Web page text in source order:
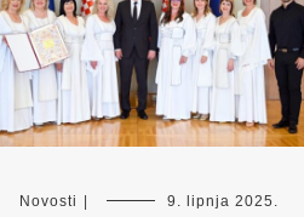
Novosti 9. lipnja 2025.